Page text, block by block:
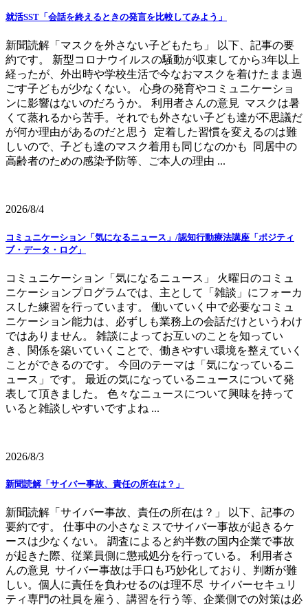
就活SST「会話を終えるときの発言を比較してみよう」
新聞読解「マスクを外さない子どもたち」 以下、記事の要
約です。 新型コロナウイルスの騒動が収束してから3年以上
経ったが、外出時や学校生活で今なおマスクを着けたまま過
ごす子どもが少なくない。 心身の発育やコミュニケーショ
ンに影響はないのだろうか。 利用者さんの意見 マスクは暑
くて蒸れるから苦手。それでも外さない子ども達が不思議だ
が何か理由があるのだと思う 定着した習慣を変えるのは難
しいので、子ども達のマスク着用も同じなのかも 同居中の
高齢者のための感染予防等、ご本人の理由 ...
2026/8/4
コミュニケーション「気になるニュース」/認知行動療法講座「ポジティ
ブ・データ・ログ」
コミュニケーション「気になるニュース」 火曜日のコミュ
ニケーションプログラムでは、主として「雑談」にフォーカ
スした練習を行っています。 働いていく中で必要なコミュ
ニケーション能力は、必ずしも業務上の会話だけというわけ
ではありません。 雑談によってお互いのことを知ってい
き、関係を築いていくことで、働きやすい環境を整えていく
ことができるのです。 今回のテーマは「気になっているニ
ュース」です。 最近の気になっているニュースについて発
表して頂きました。 色々なニュースについて興味を持って
いると雑談しやすいですよね ...
2026/8/3
新聞読解「サイバー事故、責任の所在は？」
新聞読解「サイバー事故、責任の所在は？」 以下、記事の
要約です。 仕事中の小さなミスでサイバー事故が起きるケ
ースは少なくない。 調査によると約半数の国内企業で事故
が起きた際、従業員側に懲戒処分を行っている。 利用者さ
んの意見 サイバー事故は手口も巧妙化しており、判断が難
しい。個人に責任を負わせるのは理不尽 サイバーセキュリ
ティ専門の社員を雇う、講習を行う等、企業側での対策は必